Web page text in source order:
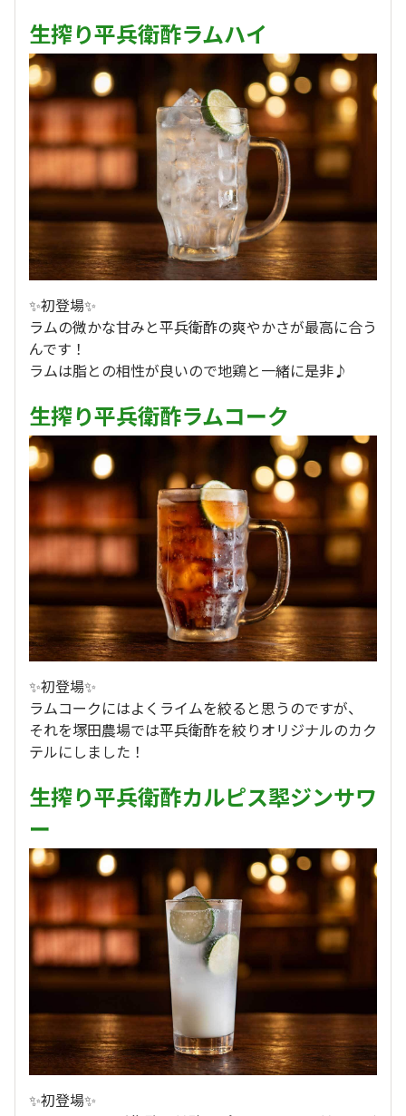
生搾り平兵衛酢ラムハイ
✨初登場✨
ラムの微かな甘みと平兵衛酢の爽やかさが最高に合う
んです！
ラムは脂との相性が良いので地鶏と一緒に是非♪
生搾り平兵衛酢ラムコーク
✨初登場✨
ラムコークにはよくライムを絞ると思うのですが、
それを塚田農場では平兵衛酢を絞りオリジナルのカク
テルにしました！
生搾り平兵衛酢カルピス翆ジンサワ
ー
✨初登場✨